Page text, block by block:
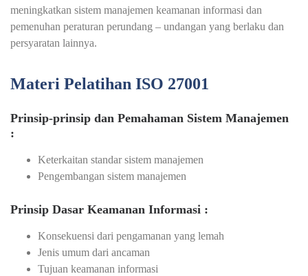
meningkatkan sistem manajemen keamanan informasi dan
pemenuhan peraturan perundang – undangan yang berlaku dan
persyaratan lainnya.
Materi Pelatihan ISO 27001
Prinsip-prinsip dan Pemahaman Sistem Manajemen
:
Keterkaitan standar sistem manajemen
Pengembangan sistem manajemen
Prinsip Dasar Keamanan Informasi :
Konsekuensi dari pengamanan yang lemah
Jenis umum dari ancaman
Tujuan keamanan informasi